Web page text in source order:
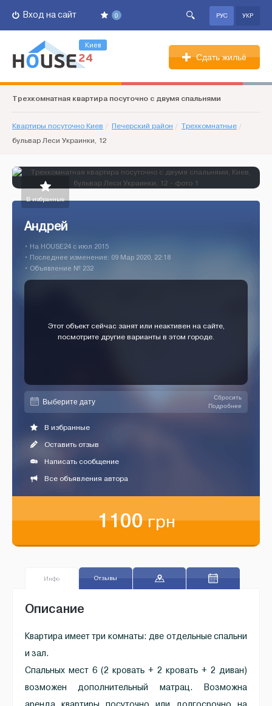
0
Вход на сайт РУС УКР
Киев
Сдать жильё
Трехкомнатная квартира посуточно с двумя спальнями
Квартиры посуточно Киев / Печерский район / Трехкомнатные /
бульвар Леси Украинки, 12
В избранные
Андрей
• На HOUSE24 c июл 2015
• Последнее изменение: 09 Мар 2020, 22:18
• Объявление № 232
Этот объект сейчас занят или неактивен на сайте,
посмотрите другие варианты в этом городе.
Сбросить
Подробнее
В избранные
Оставить отзыв
Написать сообщение
Все объявления автора
1100грн
Инфо Отзывы
Описание
Квартира имеет три комнаты: две отдельные спальни
и зал.
Спальных мест 6 (2 кровать + 2 кровать + 2 диван)
возможен дополнительный матрац. Возможна